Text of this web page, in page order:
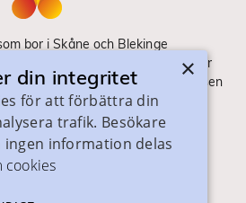
bor i Skåne och Blekinge
Här ser du vilka utbildningar
och antagning går till. Webbplatsen
×
din integritet
för att förbättra din
trafik. Besökare
information delas
cookies